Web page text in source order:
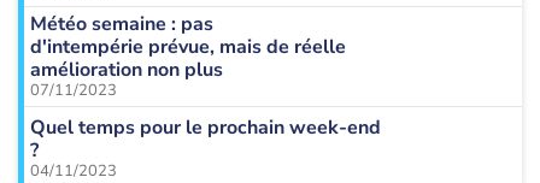
Météo semaine : pas
d'intempérie prévue, mais de réelle
amélioration non plus
07/11/2023
Quel temps pour le prochain week-end
?
04/11/2023